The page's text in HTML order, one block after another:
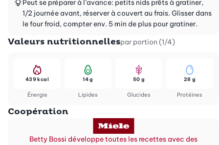
Peut se préparer à l’avance: petits nids prêts à gratiner,
1/2 journée avant, réserver à couvert au frais. Glisser dans
le four froid, compter env. 5 min de plus pour gratiner.
Valeurs nutritionnellespar portion (1/4)
Énergie
439 kcal
Lipides
14 g
Glucides
50 g
Protéines
28 g
Coopération
Betty Bossi développe toutes les recettes avec des